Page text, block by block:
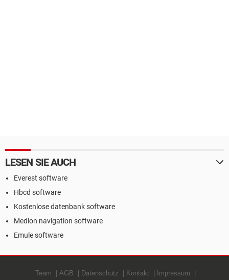
LESEN SIE AUCH
Everest software
Hbcd software
Kostenlose datenbank software
Medion navigation software
Emule software
Team AGB Datenschutz Kontakt Impressum